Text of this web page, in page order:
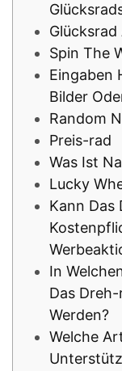
Glücksrad
Spin The
Eingaben
Bilder
Random
Preis-rad
Was Ist
Lucky
Kann Das
In
Das
Werden?
Welche